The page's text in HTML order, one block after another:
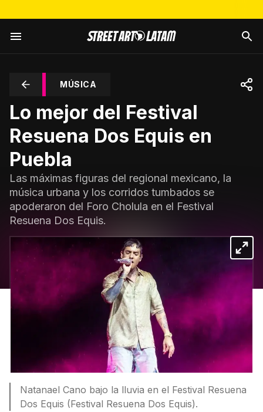
MÚSICA
Lo mejor del Festival
Resuena Dos Equis en
Puebla
Las máximas figuras del regional mexicano, la
música urbana y los corridos tumbados se
apoderaron del Foro Cholula en el Festival
Resuena Dos Equis.
Natanael Cano bajo la lluvia en el Festival Resuena
Dos Equis (Festival Resuena Dos Equis).